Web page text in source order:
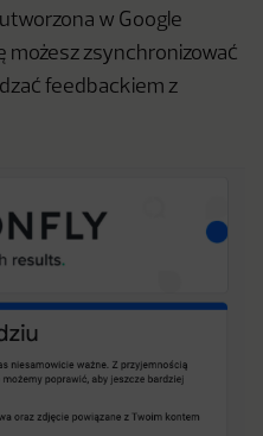
w Google
możesz zsynchronizować
feedbackiem z